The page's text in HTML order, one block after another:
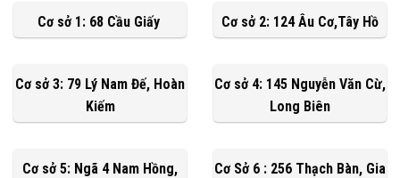
Cơ sở 1: 68 Cầu Giấy
Cơ sở 2: 124 Âu Cơ,Tây Hồ
Cơ sở 3: 79 Lý Nam Đế, Hoàn
Kiếm
Cơ sở 4: 145 Nguyễn Văn Cừ,
Long Biên
Cơ sở 5: Ngã 4 Nam Hồng,
Cơ Sở 6 : 256 Thạch Bàn, Gia